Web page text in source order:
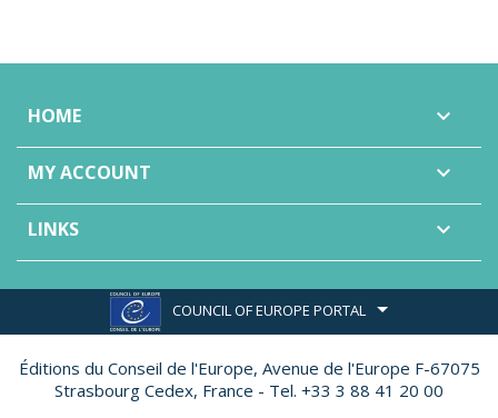
HOME 
MY ACCOUNT 
LINKS 
COUNCIL OF EUROPE PORTAL
Éditions du Conseil de l'Europe, Avenue de l'Europe F-67075
Strasbourg Cedex, France - Tel. +33 3 88 41 20 00